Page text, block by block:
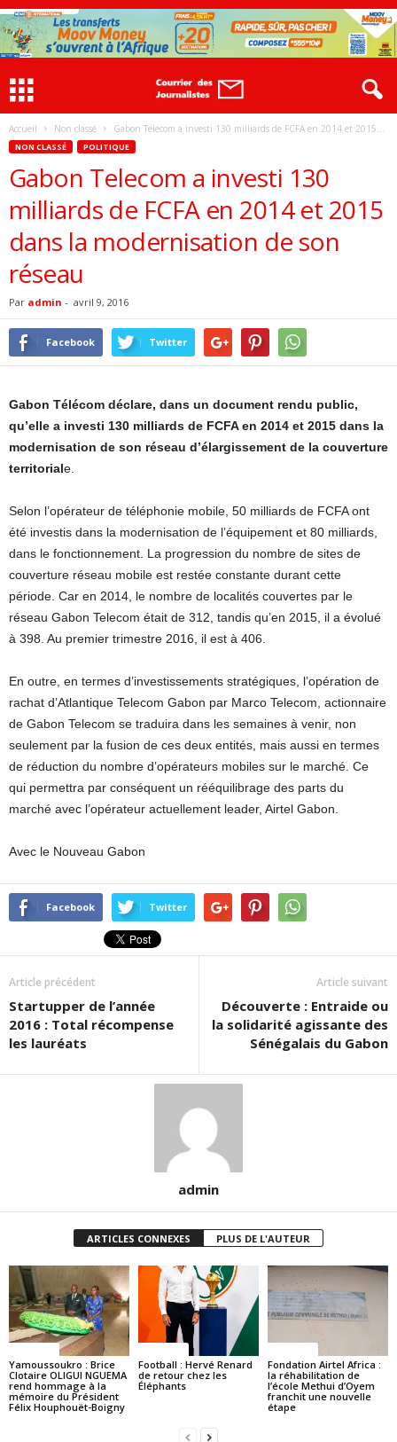
Accueil Non classé Gabon Telecom a investi 130 milliards de FCFA en 2014 et 2015...
NON CLASSÉ POLITIQUE
Gabon Telecom a investi 130
milliards de FCFA en 2014 et 2015
dans la modernisation de son
réseau
Par admin - avril 9, 2016
Facebook Twitter
Gabon Télécom déclare, dans un document rendu public,
qu’elle a investi 130 milliards de FCFA en 2014 et 2015 dans la
modernisation de son réseau d’élargissement de la couverture
territoriale.
Selon l’opérateur de téléphonie mobile, 50 milliards de FCFA ont
été investis dans la modernisation de l’équipement et 80 milliards,
dans le fonctionnement. La progression du nombre de sites de
couverture réseau mobile est restée constante durant cette
période. Car en 2014, le nombre de localités couvertes par le
réseau Gabon Telecom était de 312, tandis qu’en 2015, il a évolué
à 398. Au premier trimestre 2016, il est à 406.
En outre, en termes d’investissements stratégiques, l’opération de
rachat d’Atlantique Telecom Gabon par Marco Telecom, actionnaire
de Gabon Telecom se traduira dans les semaines à venir, non
seulement par la fusion de ces deux entités, mais aussi en termes
de réduction du nombre d’opérateurs mobiles sur le marché. Ce
qui permettra par conséquent un rééquilibrage des parts du
marché avec l’opérateur actuellement leader, Airtel Gabon.
Avec le Nouveau Gabon
Facebook Twitter
Article précédent
Startupper de l’année
2016 : Total récompense
les lauréats
Article suivant
Découverte : Entraide ou
la solidarité agissante des
Sénégalais du Gabon
admin
ARTICLES CONNEXES PLUS DE L'AUTEUR
Yamoussoukro : Brice
Clotaire OLIGUI NGUEMA
rend hommage à la
mémoire du Président
Félix Houphouët-Boigny
Football : Hervé Renard
de retour chez les
Éléphants
Fondation Airtel Africa :
la réhabilitation de
l’école Methui d’Oyem
franchit une nouvelle
étape